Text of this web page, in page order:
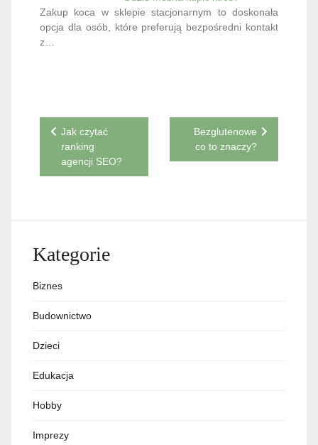
Zakup koca w sklepie stacjonarnym to doskonała
opcja dla osób, które preferują bezpośredni kontakt
z…
Nawigacja
wpisu
Jak czytać
ranking
agencji SEO?
Bezglutenowe
co to znaczy?
Kategorie
Biznes
Budownictwo
Dzieci
Edukacja
Hobby
Imprezy